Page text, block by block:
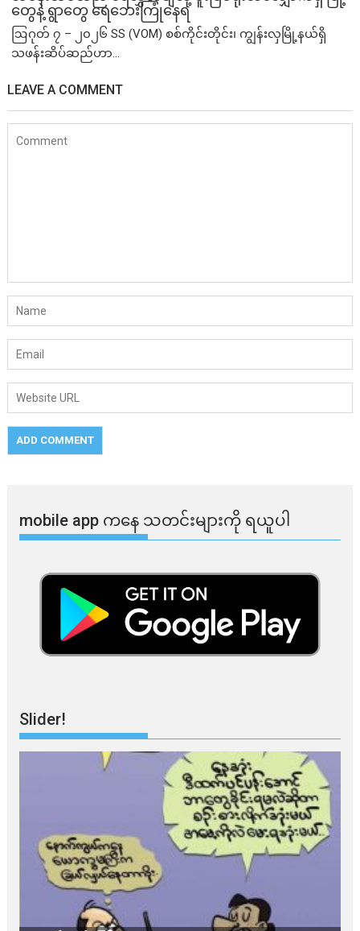
တွေနဲ့ ရွာတွေ ရေဘေးကြုံနေရ
ဩဂုတ် ၇ – ၂၀၂၆ SS (VOM) စစ်ကိုင်းတိုင်း၊ ကျွန်းလှမြို့နယ်ရှိ
သဖန်းဆိပ်ဆည်ဟာ...
LEAVE A COMMENT
mobile app ​​ကနေ ​​သတင်းများကို ရယူပါ
Slider!